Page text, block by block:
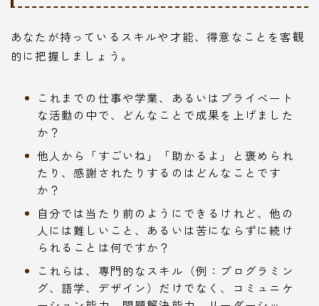
あなたが持っているスキルや才能、得意なことを客観
的に把握しましょう。
これまでの仕事や学業、あるいはプライベート
な活動の中で、どんなことで成果を上げました
か？
他人から「すごいね」「助かるよ」と褒められ
たり、感謝されたりするのはどんなことです
か？
自分では当たり前のようにできるけれど、他の
人には難しいこと、あるいは苦にならずに続け
られることは何ですか？
これらは、専門的なスキル（例：プログラミン
グ、語学、デザイン）だけでなく、コミュニケ